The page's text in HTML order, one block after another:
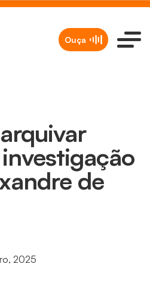
Ouça
de
2025